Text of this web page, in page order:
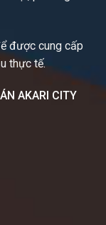
được cung cấp
thực tế.
AKARI CITY